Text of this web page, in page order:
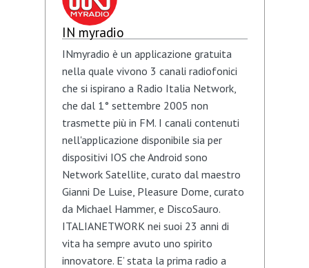
IN myradio
INmyradio è un applicazione gratuita
nella quale vivono 3 canali radiofonici
che si ispirano a Radio Italia Network,
che dal 1° settembre 2005 non
trasmette più in FM. I canali contenuti
nell'applicazione disponibile sia per
dispositivi IOS che Android sono
Network Satellite, curato dal maestro
Gianni De Luise, Pleasure Dome, curato
da Michael Hammer, e DiscoSauro.
ITALIANETWORK nei suoi 23 anni di
vita ha sempre avuto uno spirito
innovatore. E’ stata la prima radio a